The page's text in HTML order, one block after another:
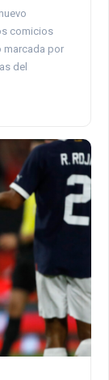
comicios
marcada por
del